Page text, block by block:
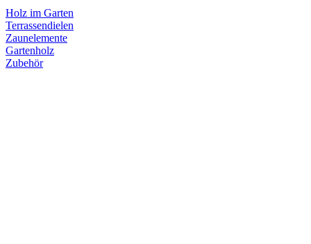
Holz im Garten
Terrassendielen
Zaunelemente
Gartenholz
Zubehör